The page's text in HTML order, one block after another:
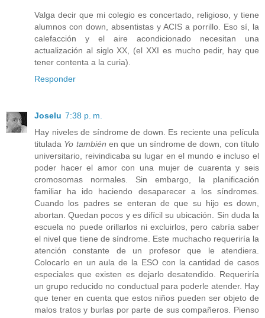
Valga decir que mi colegio es concertado, religioso, y tiene
alumnos con down, absentistas y ACIS a porrillo. Eso sí, la
calefacción y el aire acondicionado necesitan una
actualización al siglo XX, (el XXI es mucho pedir, hay que
tener contenta a la curia).
Responder
Joselu 7:38 p. m.
Hay niveles de síndrome de down. Es reciente una película
titulada Yo también en que un síndrome de down, con título
universitario, reivindicaba su lugar en el mundo e incluso el
poder hacer el amor con una mujer de cuarenta y seis
cromosomas normales. Sin embargo, la planificación
familiar ha ido haciendo desaparecer a los síndromes.
Cuando los padres se enteran de que su hijo es down,
abortan. Quedan pocos y es difícil su ubicación. Sin duda la
escuela no puede orillarlos ni excluirlos, pero cabría saber
el nivel que tiene de síndrome. Este muchacho requeriría la
atención constante de un profesor que le atendiera.
Colocarlo en un aula de la ESO con la cantidad de casos
especiales que existen es dejarlo desatendido. Requeriría
un grupo reducido no conductual para poderle atender. Hay
que tener en cuenta que estos niños pueden ser objeto de
malos tratos y burlas por parte de sus compañeros. Pienso